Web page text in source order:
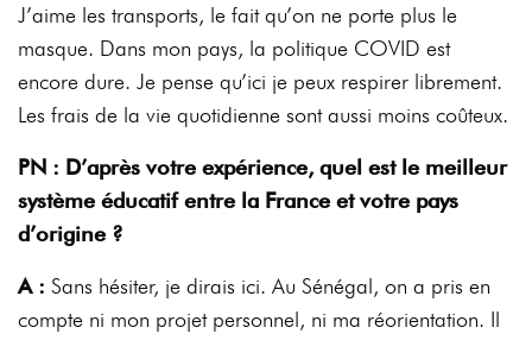
J’aime les transports, le fait qu’on ne porte plus le
masque. Dans mon pays, la politique COVID est
encore dure. Je pense qu’ici je peux respirer librement.
Les frais de la vie quotidienne sont aussi moins coûteux.
PN : D’après votre expérience, quel est le meilleur
système éducatif entre la France et votre pays
d’origine ?
A : Sans hésiter, je dirais ici. Au Sénégal, on a pris en
compte ni mon projet personnel, ni ma réorientation. Il